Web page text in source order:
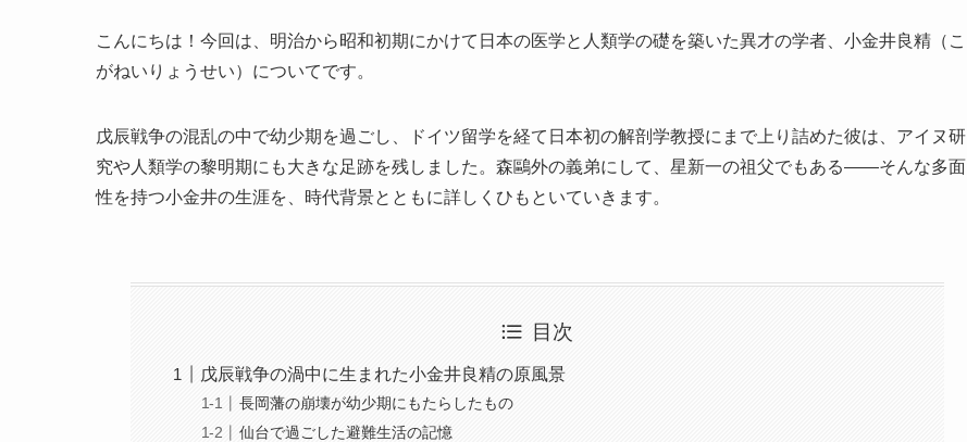
こんにちは！今回は、明治から昭和初期にかけて日本の医学と人類学の礎を築いた異才の学者、小金井良精（こ
がねいりょうせい）についてです。
戊辰戦争の混乱の中で幼少期を過ごし、ドイツ留学を経て日本初の解剖学教授にまで上り詰めた彼は、アイヌ研
究や人類学の黎明期にも大きな足跡を残しました。森鷗外の義弟にして、星新一の祖父でもある――そんな多面
性を持つ小金井の生涯を、時代背景とともに詳しくひもといていきます。
目次
戊辰戦争の渦中に生まれた小金井良精の原風景
長岡藩の崩壊が幼少期にもたらしたもの
仙台で過ごした避難生活の記憶